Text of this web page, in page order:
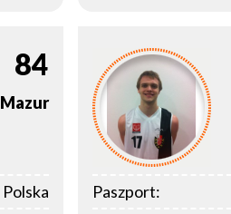
84
Mazur
Polska
Paszport: